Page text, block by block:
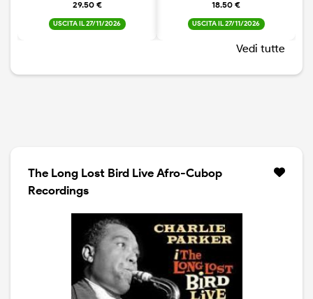
29.50 €
USCITA IL 27/11/2026
18.50 €
USCITA IL 27/11/2026
Vedi tutte
The Long Lost Bird Live Afro-Cubop
Recordings